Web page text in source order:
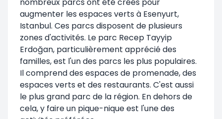
augmenter les espaces verts à Esenyurt,
Istanbul. Ces parcs disposent de plusieurs
zones d'activités. Le parc Recep Tayyip
Erdoğan, particulièrement apprécié des
familles, est l'un des parcs les plus populaires.
Il comprend des espaces de promenade, des
espaces verts et des restaurants. C'est aussi
le plus grand parc de la région. En dehors de
cela, y faire un pique-nique est l'une des